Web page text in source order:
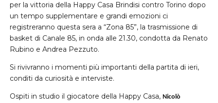
per la vittoria della Happy Casa Brindisi contro Torino dopo
un tempo supplementare e grandi emozioni ci
registreranno questa sera a “Zona 85”, la trasmissione di
basket di Canale 85, in onda alle 21.30, condotta da Renato
Rubino e Andrea Pezzuto.
Si rivivranno i momenti più importanti della partita di ieri,
conditi da curiosità e interviste.
Ospiti in studio il giocatore della Happy Casa, Nicolò